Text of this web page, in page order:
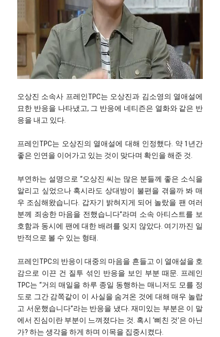
오상진 소속사 프레인TPC는 오상진과 김소영의 열애설에
묘한 반응을 나타냈고, 그 반응에 네티즌은 열화와 같은 반
응을 내고 있다.
프레인TPC는 오상진의 열애설에 대해 인정했다. 약 1년간
좋은 인연을 이어가고 있는 것이 맞다며 확인을 해준 것.
부연하는 설명으로 “오상진 씨는 많은 분들께 좋은 소식을
알리고 싶었으나 혹시라도 상대방이 불편을 겪을까 봐 매
우 조심해왔습니다. 갑자기 밝혀지게 되어 놀랐을 팬 여러
분께 죄송한 마음을 전했습니다”라며 소속 아티스트를 보
호함과 동시에 팬에 대한 배려를 잊지 않았다. 여기까진 일
반적으로 볼 수 있는 형태.
프레인TPC의 반응이 대중의 마음을 흔들고 이 열애설을 호
감으로 이끈 건 질투 섞인 반응을 보인 부분 때문. 프레인
TPC는 “거의 매일을 하루 종일 동행하는 매니저도 모를 정
도로 그간 감쪽같이 이 사실을 숨겨온 것에 대해 매우 놀랍
고 서운했습니다”라는 반응을 냈다. 재미있는 부분은 이 말
에서 진심이란 부분이 느껴졌다는 것. 혹시 ‘삐친 것’은 아닌
가? 하는 생각을 하게 하며 이목을 집중시켰다.